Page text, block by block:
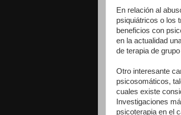
En relación al
psiquiátricos o los
beneficios con
en la actualidad
de terapia de
Otro interesante
psicosomáticos,
cuales existe
Investigaciones
psicoterapia en el